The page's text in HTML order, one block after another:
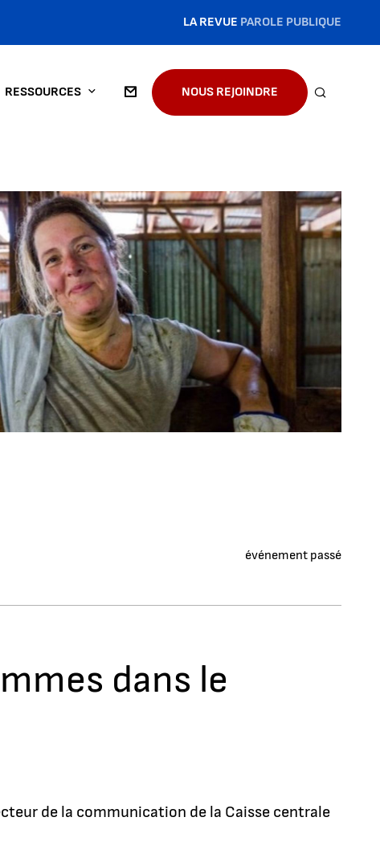
LA REVUE PAROLE PUBLIQUE
RESSOURCES NOUS REJOINDRE
événement passé
dans le
de la communication de la Caisse centrale